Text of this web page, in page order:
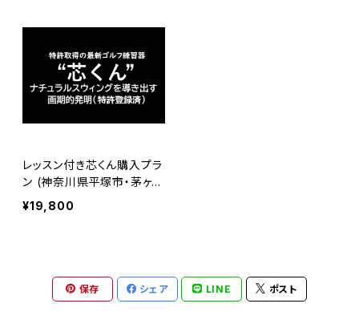
レッスン付き芯くん購入プラ
ン (神奈川県平塚市・茅ヶ崎
市・厚木市・伊勢原市限定・
指定のゴルフ練習場に出向
¥19,800
保存 シェア LINE ポスト